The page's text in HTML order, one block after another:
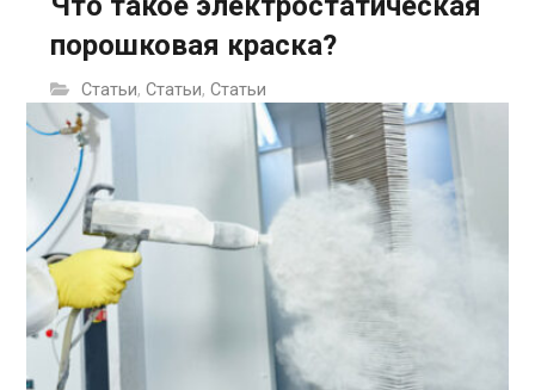
порошковая краска?
Статьи,Статьи,Статьи